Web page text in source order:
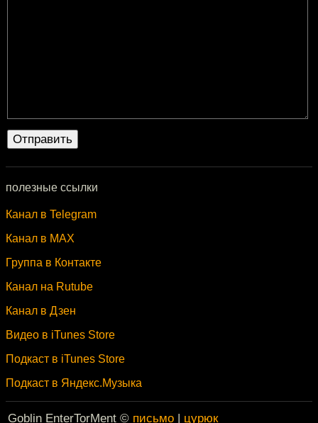
полезные ссылки
Канал в Telegram
Канал в MAX
Группа в Контакте
Канал на Rutube
Канал в Дзен
Видео в iTunes Store
Подкаст в iTunes Store
Подкаст в Яндекс.Музыка
Goblin EnterTorMent © письмо | цурюк